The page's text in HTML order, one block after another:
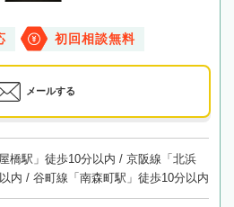
初回相談無料
メールする
橋駅」徒歩10分以内 / 京阪線「北浜
内 / 谷町線「南森町駅」徒歩10分以内